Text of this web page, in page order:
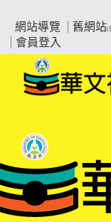
要
網站導覽
舊網站(
會員登入